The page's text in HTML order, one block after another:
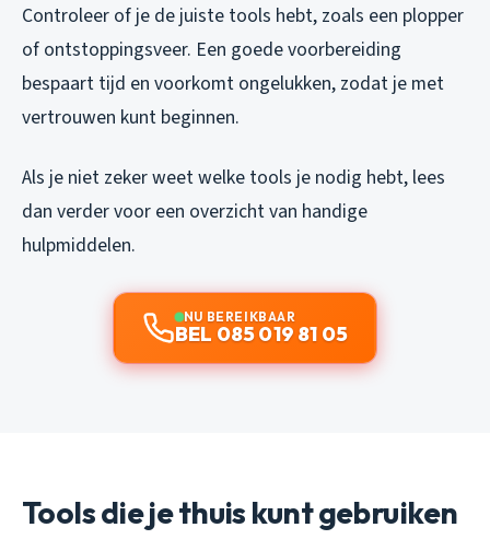
Controleer of je de juiste tools hebt, zoals een plopper
of ontstoppingsveer. Een goede voorbereiding
bespaart tijd en voorkomt ongelukken, zodat je met
vertrouwen kunt beginnen.
Als je niet zeker weet welke tools je nodig hebt, lees
dan verder voor een overzicht van handige
hulpmiddelen.
NU BEREIKBAAR
BEL 085 019 81 05
Tools die je thuis kunt gebruiken